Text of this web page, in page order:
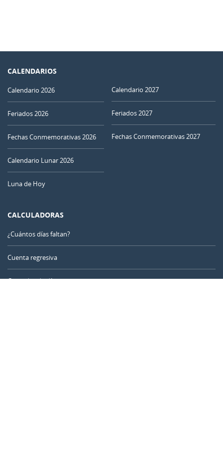
CALENDARIOS
Calendario 2026
Feriados 2026
Fechas Conmemorativas 2026
Calendario Lunar 2026
Luna de Hoy
Calendario 2027
Feriados 2027
Fechas Conmemorativas 2027
CALCULADORAS
¿Cuántos días faltan?
Cuenta regresiva
Contador de días